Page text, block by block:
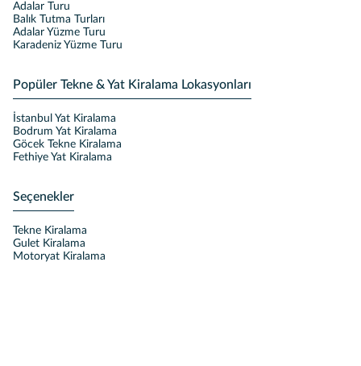
Adalar Turu
Balık Tutma Turları
Adalar Yüzme Turu
Karadeniz Yüzme Turu
Popüler Tekne & Yat Kiralama Lokasyonları
İstanbul Yat Kiralama
Bodrum Yat Kiralama
Göcek Tekne Kiralama
Fethiye Yat Kiralama
Seçenekler
Tekne Kiralama
Gulet Kiralama
Motoryat Kiralama